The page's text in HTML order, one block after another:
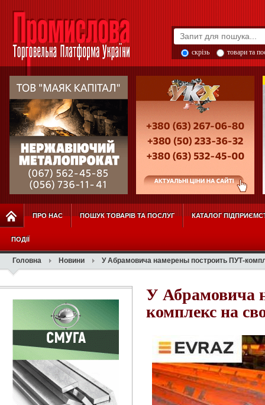
скрізь товари та
ПРО НАС ПОШУК ТОВАРІВ ТА ПОСЛУГ КАТАЛОГ
ПОДІЇ
Головна Новини У Абрамовича намерены построить ПУТ-
У Абрамовича
комплекс на